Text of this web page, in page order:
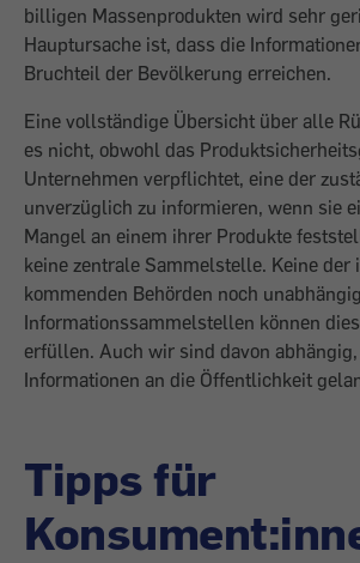
billigen Massenprodukten wird sehr
Hauptursache ist, dass die
Bruchteil der Bevölkerung erreichen.
Eine vollständige Übersicht über alle
es nicht, obwohl das
Unternehmen verpflichtet, eine der
unverzüglich zu informieren, wenn sie
Mangel an einem ihrer Produkte
keine zentrale Sammelstelle. Keine der
kommenden Behörden noch
Informationssammelstellen können
erfüllen. Auch wir sind davon
Informationen an die Öffentlichkeit
Tipps für